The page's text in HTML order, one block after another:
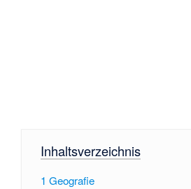
Inhaltsverzeichnis
1 Geografie